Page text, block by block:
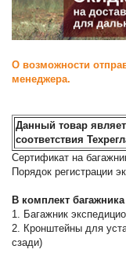
О возможности
менеджера.
Данный товар
соответствия
Сертификат на
Порядок регистрации
В комплект
1. Багажник
2. Кронштейны для
сзади)